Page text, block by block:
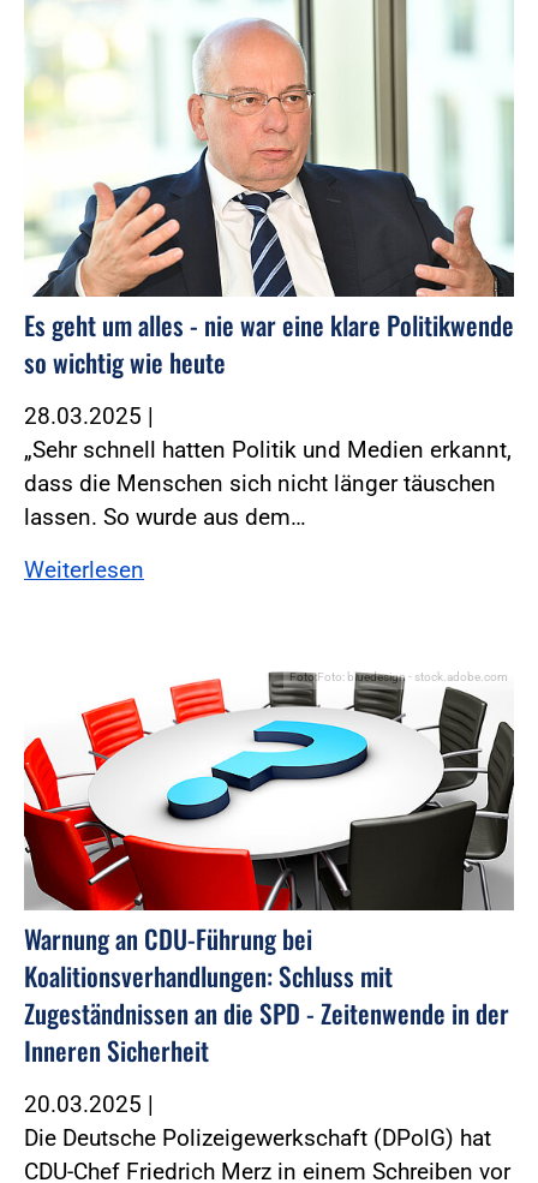
Es geht um alles - nie war eine klare Politikwende
so wichtig wie heute
28.03.2025 |
„Sehr schnell hatten Politik und Medien erkannt,
dass die Menschen sich nicht länger täuschen
lassen. So wurde aus dem…
Weiterlesen
Foto:Foto: bluedesign - stock.adobe.com
Warnung an CDU-Führung bei
Koalitionsverhandlungen: Schluss mit
Zugeständnissen an die SPD - Zeitenwende in der
Inneren Sicherheit
20.03.2025 |
Die Deutsche Polizeigewerkschaft (DPolG) hat
CDU-Chef Friedrich Merz in einem Schreiben vor